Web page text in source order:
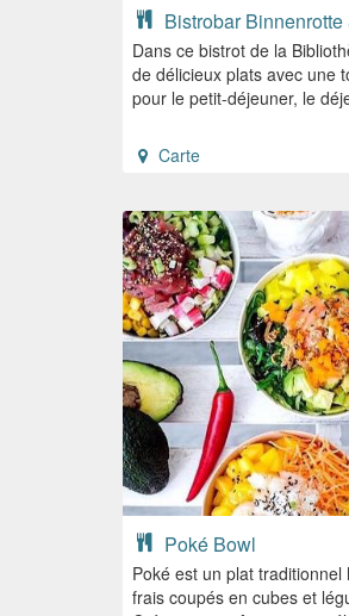
Bistrobar
Dans ce bistrot de la
de délicieux plats avec une
pour le petit-déjeuner, le
Carte
Poké Bowl
Poké est un plat
frais coupés en cubes et